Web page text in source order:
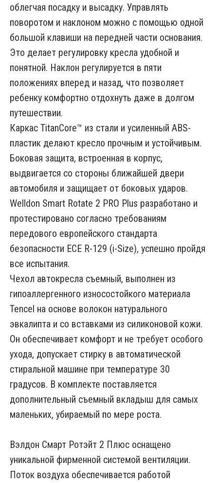
облегчая посадку и высадку. Управлять
поворотом и наклоном можно с помощью одной
большой клавиши на передней части основания.
Это делает регулировку кресла удобной и
понятной. Наклон регулируется в пяти
положениях вперед и назад, что позволяет
ребенку комфортно отдохнуть даже в долгом
путешествии.
Каркас TitanCore™ из стали и усиленный ABS-
пластик делают кресло прочным и устойчивым.
Боковая защита, встроенная в корпус,
выдвигается со стороны ближайшей двери
автомобиля и защищает от боковых ударов.
Welldon Smart Rotate 2 PRO Plus разработано и
протестировано согласно требованиям
передового европейского стандарта
безопасности ECE R-129 (i-Size), успешно пройдя
все испытания.
Чехол автокресла съемный, выполнен из
гипоаллергенного износостойкого материала
Tencel на основе волокон натурального
эвкалипта и со вставками из силиконовой кожи.
Он обеспечивает комфорт и не требует особого
ухода, допускает стирку в автоматической
стиральной машине при температуре 30
градусов. В комплекте поставляется
дополнительный съемный вкладыш для самых
маленьких, убираемый по мере роста.
Вэлдон Смарт Ротэйт 2 Плюс оснащено
уникальной фирменной системой вентиляции.
Поток воздуха обеспечивается работой